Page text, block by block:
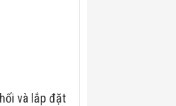
và lắp đặt